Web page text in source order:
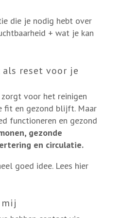
die je nodig hebt over
+ wat je kan
als reset voor je
zorgt voor het reinigen
fit en gezond blijft. Maar
functioneren en gezond
gezonde
en circulatie.
goed idee. Lees hier